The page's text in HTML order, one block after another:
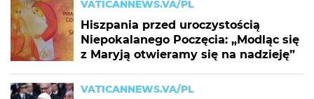
VATICANNEWS.VA/PL
Hiszpania przed uroczystością
Niepokalanego Poczęcia: „Modląc się
z Maryją otwieramy się na nadzieję”
VATICANNEWS.VA/PL